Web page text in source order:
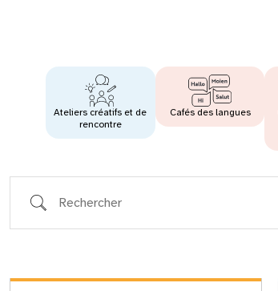
Ateliers créatifs et de
rencontre
Cafés des langues
Rechercher